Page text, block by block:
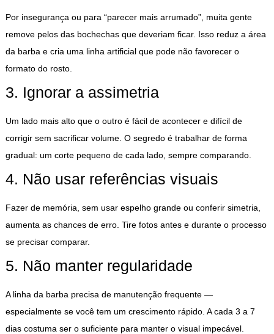
Por insegurança ou para “parecer mais arrumado”, muita gente
remove pelos das bochechas que deveriam ficar. Isso reduz a área
da barba e cria uma linha artificial que pode não favorecer o
formato do rosto.
3. Ignorar a assimetria
Um lado mais alto que o outro é fácil de acontecer e difícil de
corrigir sem sacrificar volume. O segredo é trabalhar de forma
gradual: um corte pequeno de cada lado, sempre comparando.
4. Não usar referências visuais
Fazer de memória, sem usar espelho grande ou conferir simetria,
aumenta as chances de erro. Tire fotos antes e durante o processo
se precisar comparar.
5. Não manter regularidade
A linha da barba precisa de manutenção frequente —
especialmente se você tem um crescimento rápido. A cada 3 a 7
dias costuma ser o suficiente para manter o visual impecável.